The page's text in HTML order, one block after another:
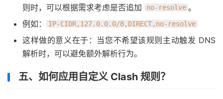
则时，可以根据需求考虑是否追加
no-resolve 。
例如：
IP-CIDR,127.0.0.0/8,DIRECT,no-resolve
这样做的意义在于：当您不希望该规则主动触发 DNS
解析时，可以避免额外解析行为。
五、如何应用自定义 Clash 规则？